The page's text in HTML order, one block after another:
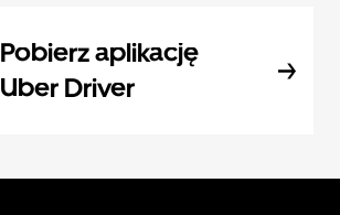
Pobierz aplikację
Uber Driver